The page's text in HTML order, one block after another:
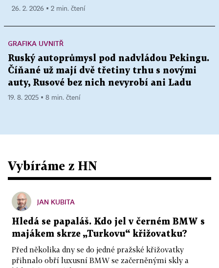
26. 2. 2026 ▪ 2 min. čtení
GRAFIKA UVNITŘ
Ruský autoprůmysl pod nadvládou Pekingu.
Číňané už mají dvě třetiny trhu s novými
auty, Rusové bez nich nevyrobí ani Ladu
19. 8. 2025 ▪ 8 min. čtení
Vybíráme z HN
JAN KUBITA
Hledá se papaláš. Kdo jel v černém BMW s
majákem skrze „Turkovu“ křižovatku?
Před několika dny se do jedné pražské křižovatky
přihnalo obří luxusní BMW se začerněnými skly a